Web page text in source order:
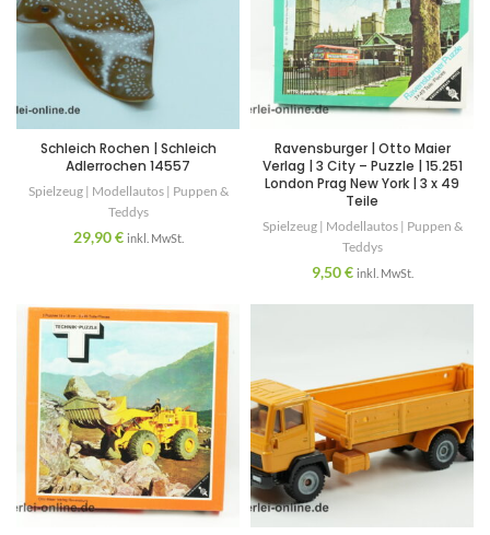
Schleich Rochen | Schleich
Adlerrochen 14557
Spielzeug | Modellautos | Puppen &
Teddys
29,90€ inkl. MwSt.
Ravensburger | Otto Maier
Verlag | 3 City – Puzzle | 15.251
London Prag New York | 3 x 49
Teile
Spielzeug | Modellautos | Puppen &
Teddys
9,50€ inkl. MwSt.